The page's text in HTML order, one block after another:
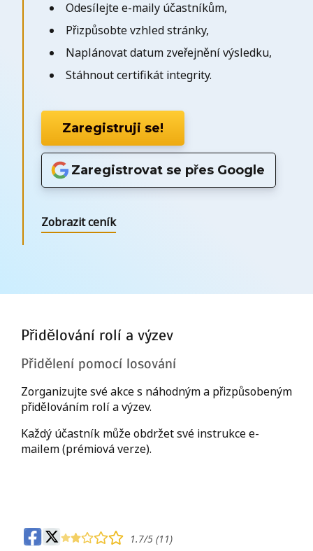
Přidělování rolí a výzev
Přidělení pomocí losování
Zorganizujte své akce s náhodným a přizpůsobeným
přidělováním rolí a výzev.
Každý účastník může obdržet své instrukce e-
mailem (prémiová verze).
Odesílejte e-maily účastníkům,
Přizpůsobte vzhled stránky,
Naplánovat datum zveřejnění výsledku,
Stáhnout certifikát integrity.
Zaregistruji se!
Zaregistrovat se přes Google
Zobrazit ceník
1.7/5 (11)